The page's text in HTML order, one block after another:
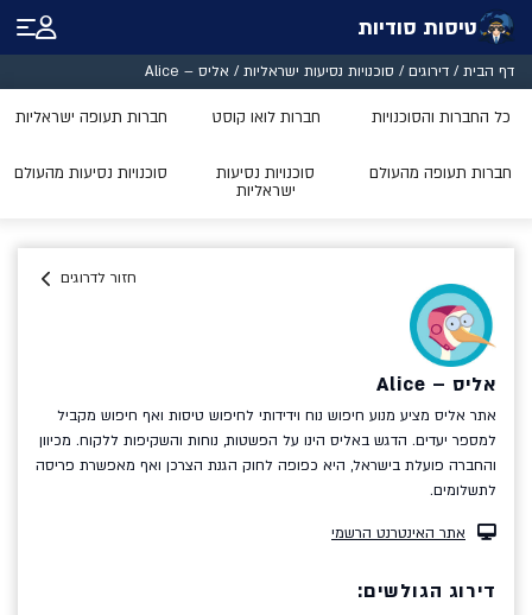
טיסות סודיות
דף הבית / דירוגים / סוכנויות נסיעות ישראליות / אליס – Alice
כל החברות והסוכנויות חברות לואו קוסט חברות תעופה ישראליות
חברות תעופה מהעולם
סוכנויות נסיעות
ישראליות
סוכנויות נסיעות מהעולם
חזור לדרוגים
אליס – Alice
אתר אליס מציע מנוע חיפוש נוח וידידותי לחיפוש טיסות ואף חיפוש מקביל
למספר יעדים. הדגש באליס הינו על הפשטות, נוחות והשקיפות ללקוח. מכיוון
והחברה פועלת בישראל, היא כפופה לחוק הגנת הצרכן ואף מאפשרת פריסה
לתשלומים.
אתר האינטרנט הרשמי
דירוג הגולשים: